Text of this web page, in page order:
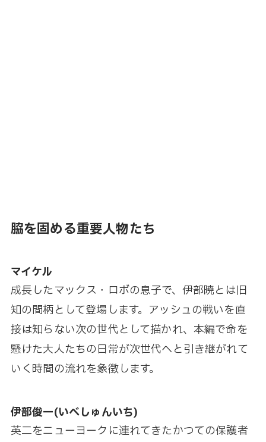
脇を固める重要人物たち
マイケル
成長したマックス・ロボの息子で、伊部暁とは旧
知の間柄として登場します。アッシュの戦いを直
接は知らない次の世代として描かれ、本編で命を
懸けた大人たちの日常が次世代へと引き継がれて
いく時間の流れを象徴します。
伊部俊一(いべしゅんいち)
英二をニューヨークに連れてきたかつての保護者